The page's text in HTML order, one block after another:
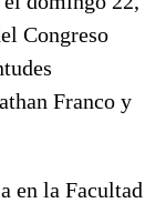
Congreso
Franco y
en la Facultad